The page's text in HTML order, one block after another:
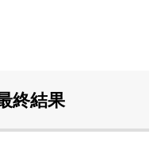
終結果